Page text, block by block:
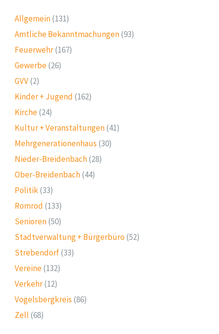
Allgemein(131)
Amtliche Bekanntmachungen(93)
Feuerwehr(167)
Gewerbe(26)
GVV(2)
Kinder + Jugend (162)
Kirche(24)
Kultur + Veranstaltungen(41)
Mehrgenerationenhaus (30)
Nieder-Breidenbach(28)
Ober-Breidenbach(44)
Politik(33)
Romrod (133)
Senioren(50)
Stadtverwaltung + Bürgerbüro (52)
Strebendorf(33)
Vereine(132)
Verkehr(12)
Vogelsbergkreis (86)
Zell (68)